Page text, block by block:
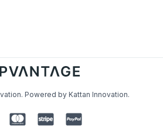
Powered by Kattan Innovation.